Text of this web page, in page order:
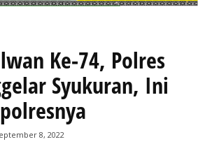
Ke-74, Polres
Syukuran, Ini
8, 2022